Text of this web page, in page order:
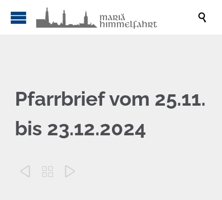

Pfarrbrief vom 25.11.
bis 23.12.2024
  